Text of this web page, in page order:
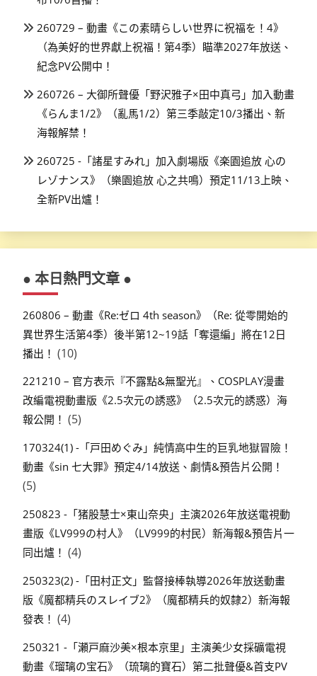
260729 – 動畫《この素晴らしい世界に祝福を！4》
（為美好的世界獻上祝福！第4季）瞄準2027年放送、
紀念PV公開中！
260726 – 大御所聲優「野沢雅子×田中真弓」加入動畫
《らんま1/2》（亂馬1/2）第三季敲定10/3播出、新
海報解禁！
260725 -「諸星すみれ」加入劇場版《楽園追放 心の
レゾナンス》（樂園追放 心之共鳴）預定11/13上映、
全新PV出爐！
● 本日熱門文章 ●
260806 – 動畫《Re:ゼロ 4th season》（Re: 從零開始的
異世界生活第4季）後半第12~19話「奪還編」將在12日
播出！ (10)
221210 – 官方表示『不露點&無聖光』、COSPLAY漫畫
改編電視動畫版《2.5次元の誘惑》（2.5次元的誘惑）海
報公開！ (5)
170324(1) -「戸田めぐみ」純情高中生的巨乳地獄冒險！
動畫《sin 七大罪》預定4/14放送、劇情&預告片公開！
(5)
250823 -「猪股慧士×東山奈央」主演2026年放送電視動
畫版《LV999の村人》（LV999的村民）新海報&預告片一
同出爐！ (4)
250323(2) -「田村正文」監督接棒執導2026年放送動畫
版《魔都精兵のスレイブ2》（魔都精兵的奴隸2）新海報
發表！ (4)
250321 -「瀬戸麻沙美×根本京里」主演美少女採礦電視
動畫《瑠璃の宝石》（琉璃的寶石）第二批聲優&首支PV